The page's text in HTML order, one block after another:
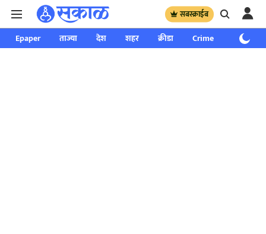
सबस्क्राईब
Epaper ताज्या देश शहर क्रीडा Crime साप्ताहिक